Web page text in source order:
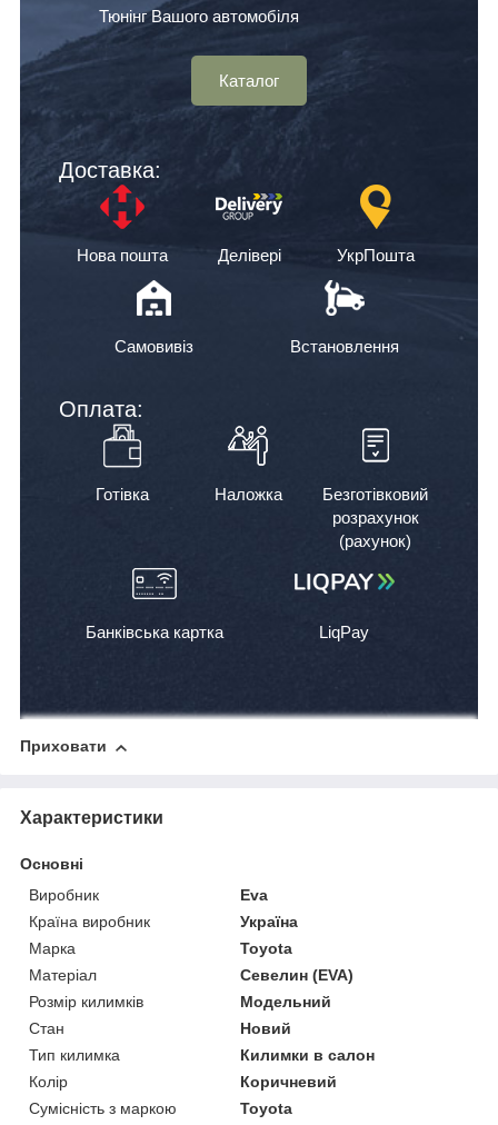
Тюнінг Вашого автомобіля
Каталог
Доставка:
Нова пошта Делівері УкрПошта
Самовивіз Встановлення
Оплата:
Готівка Наложка
Безготівковий
розрахунок
(рахунок)
Банківська картка LiqPay
Приховати
Характеристики
Основні
Виробник
Eva
Країна виробник
Україна
Марка
Toyota
Матеріал
Севелин (EVA)
Розмір килимків
Модельний
Стан
Новий
Тип килимка
Килимки в салон
Колір
Коричневий
Сумісність з маркою
Toyota